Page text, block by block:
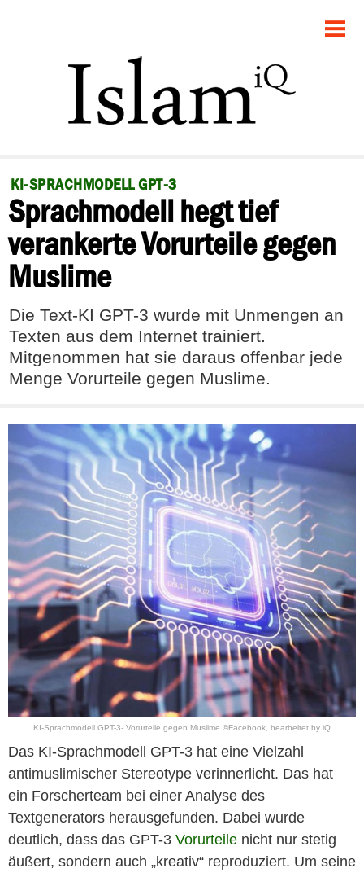
POLITIK
GESELLSCHAFT
RECHT
FEUILLETON
DEBATTE
KI-SPRACHMODELL GPT-3
Sprachmodell hegt tief
verankerte Vorurteile gegen
Muslime
Die Text-KI GPT-3 wurde mit Unmengen an
Texten aus dem Internet trainiert.
Mitgenommen hat sie daraus offenbar jede
Menge Vorurteile gegen Muslime.
KI-Sprachmodell GPT-3- Vorurteile gegen Muslime ©Facebook, bearbeitet by iQ
Das KI-Sprachmodell GPT-3 hat eine Vielzahl
antimuslimischer Stereotype verinnerlicht. Das hat
ein Forscherteam bei einer Analyse des
Textgenerators herausgefunden. Dabei wurde
deutlich, dass das GPT-3 Vorurteile nicht nur stetig
äußert, sondern auch „kreativ“ reproduziert. Um seine